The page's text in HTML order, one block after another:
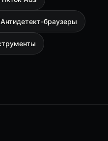
Антидетект-браузеры